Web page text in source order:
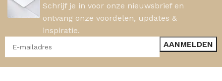
Schrijf je in voor onze nieuwsbrief en
ontvang onze voordelen, updates &
inspiratie.